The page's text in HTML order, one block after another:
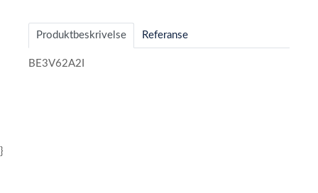
Produktbeskrivelse Referanse
BE3V62A2I
}